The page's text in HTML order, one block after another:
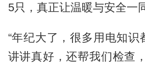
5只，真正让温暖与安全一同
“年纪大了，很多用电知识
讲讲真好，还帮我们检查